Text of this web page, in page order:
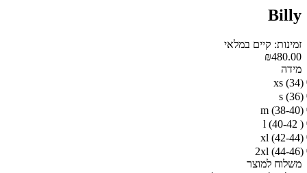
Billy
זמינות: קיים במלאי
₪480.00
מידה
xs (34)
s (36)
m (38-40)
l (40-42 )
xl (42-44)
2xl (44-46)
משלוח למוצר